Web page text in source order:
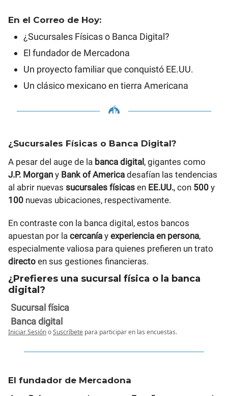
En el Correo de Hoy:
¿Sucursales Físicas o Banca Digital?
El fundador de Mercadona
Un proyecto familiar que conquistó EE.UU.
Un clásico mexicano en tierra Americana
¿Sucursales Físicas o Banca Digital?
A pesar del auge de la banca digital, gigantes como
J.P. Morgan y Bank of America desafían las tendencias
al abrir nuevas sucursales físicas en EE.UU., con 500 y
100 nuevas ubicaciones, respectivamente.
En contraste con la banca digital, estos bancos
apuestan por la cercanía y experiencia en persona,
especialmente valiosa para quienes prefieren un trato
directo en sus gestiones financieras.
¿Prefieres una sucursal física o la banca
digital?
Sucursal física
Banca digital
Iniciar SesiónoSuscríbete para participar en las encuestas.
El fundador de Mercadona